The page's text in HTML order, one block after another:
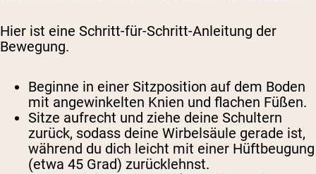
Hier ist eine Schritt-für-Schritt-Anleitung der
Bewegung.
Beginne in einer Sitzposition auf dem Boden
mit angewinkelten Knien und flachen Füßen.
Sitze aufrecht und ziehe deine Schultern
zurück, sodass deine Wirbelsäule gerade ist,
während du dich leicht mit einer Hüftbeugung
(etwa 45 Grad) zurücklehnst.